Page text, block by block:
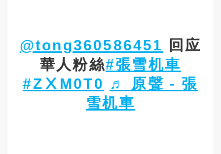
@tong360586451
回应
華人粉絲#張雪机車
#ZⅩM0T0 ♬ 原聲 - 張
雪机車